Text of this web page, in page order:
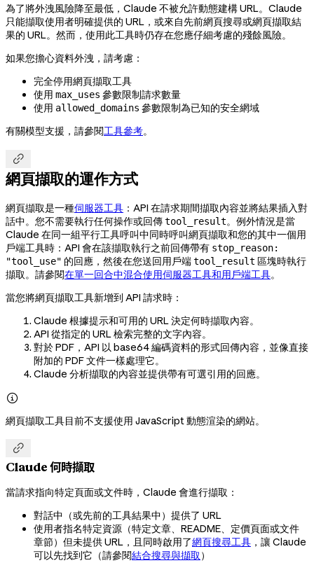
為了將外洩風險降至最低，Claude 不被允許動態建構 URL。Claude
只能擷取使用者明確提供的 URL，或來自先前網頁搜尋或網頁擷取結
果的 URL。然而，使用此工具時仍存在您應仔細考慮的殘餘風險。
如果您擔心資料外洩，請考慮：
完全停用網頁擷取工具
使用 max_uses 參數限制請求數量
使用 allowed_domains 參數限制為已知的安全網域
有關模型支援，請參閱工具參考。

網頁擷取的運作方式
網頁擷取是一種伺服器工具 ：API 在請求期間擷取內容並將結果插入對
話中。您不需要執行任何操作或回傳tool_result。例外情況是當
Claude 在同一組平行工具呼叫中同時呼叫網頁擷取和您的其中一個用
戶端工具時：API 會在該擷取執行之前回傳帶有 stop_reason:
"tool_use" 的回應，然後在您送回用戶端tool_result 區塊時執行
擷取。請參閱在單一回合中混合使用伺服器工具和用戶端工具。
當您將網頁擷取工具新增到 API 請求時：
Claude 根據提示和可用的 URL 決定何時擷取內容。
API 從指定的 URL 檢索完整的文字內容。
對於 PDF，API 以 base64 編碼資料的形式回傳內容，並像直接
附加的 PDF 文件一樣處理它。
Claude 分析擷取的內容並提供帶有可選引用的回應。

網頁擷取工具目前不支援使用 JavaScript 動態渲染的網站。

Claude 何時擷取
當請求指向特定頁面或文件時，Claude 會進行擷取：
對話中（或先前的工具結果中）提供了 URL
使用者指名特定資源（特定文章、README、定價頁面或文件
章節）但未提供 URL，且同時啟用了網頁搜尋工具 ，讓 Claude
可以先找到它（請參閱結合搜尋與擷取 ）